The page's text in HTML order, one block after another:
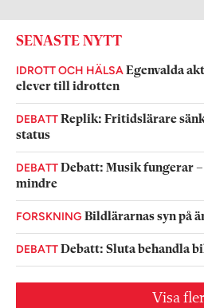
SENASTE NYTT
IDROTT OCH HÄLSAEgenvalda
elever till idrotten
DEBATTReplik: Fritidslärare
status
DEBATTDebatt: Musik fungerar –
mindre
FORSKNING Bildlärarnas syn på
DEBATTDebatt: Sluta behandla
Visa fler